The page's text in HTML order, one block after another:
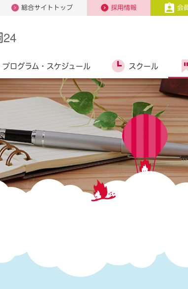
総合サイトトップ 採用情報 会
プログラム・ スケジュール スクール